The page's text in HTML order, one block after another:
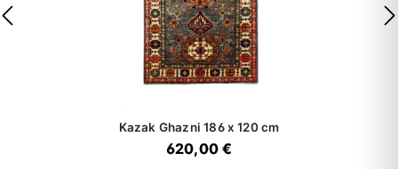
Kazak Ghazni 186 x 120 cm
620,00 €